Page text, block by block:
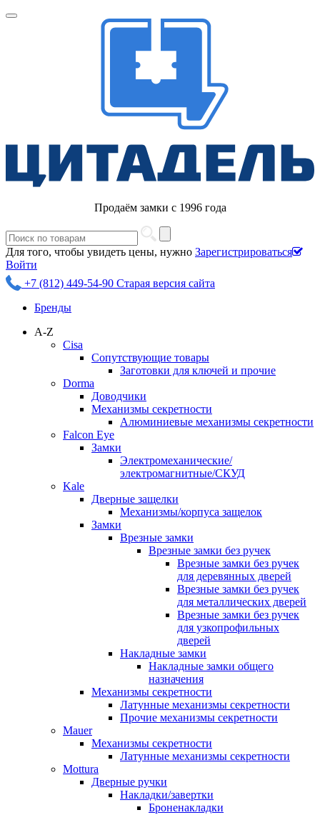
Продаём замки с 1996 года
Для того, чтобы увидеть цены, нужно Зарегистрироваться
Войти
+7 (812) 449-54-90 Старая версия сайта
Бренды
A-Z
Cisa
Сопутствующие товары
Заготовки для ключей и прочие
Dorma
Доводчики
Механизмы секретности
Алюминиевые механизмы секретности
Falcon Eye
Замки
Электромеханические/
электромагнитные/СКУД
Kale
Дверные защелки
Механизмы/корпуса защелок
Замки
Врезные замки
Врезные замки без ручек
Врезные замки без ручек
для деревянных дверей
Врезные замки без ручек
для металлических дверей
Врезные замки без ручек
для узкопрофильных
дверей
Накладные замки
Накладные замки общего
назначения
Механизмы секретности
Латунные механизмы секретности
Прочие механизмы секретности
Mauer
Механизмы секретности
Латунные механизмы секретности
Mottura
Дверные ручки
Накладки/завертки
Броненакладки